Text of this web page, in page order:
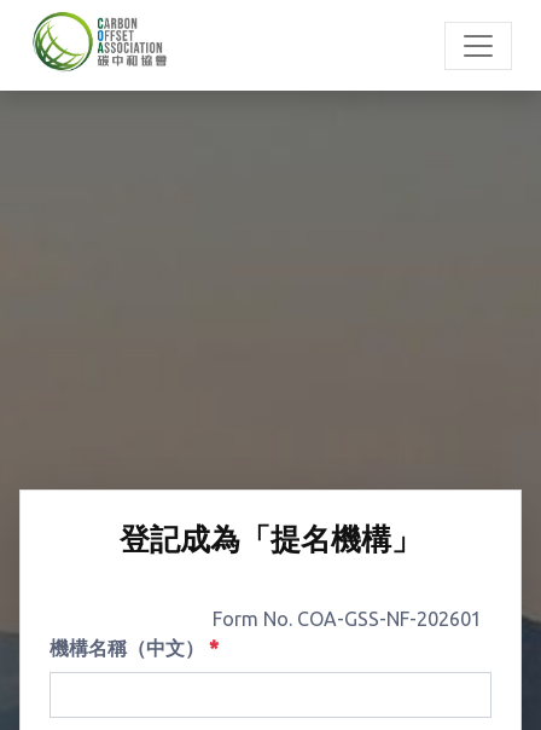
登記成為「提名機構」
Form No. COA-GSS-NF-202601
機構名稱（中文） *